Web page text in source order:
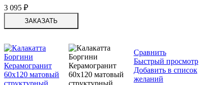
3 095 ₽
ЗАКАЗАТЬ
Сравнить
Быстрый просмотр
Добавить в список
желаний